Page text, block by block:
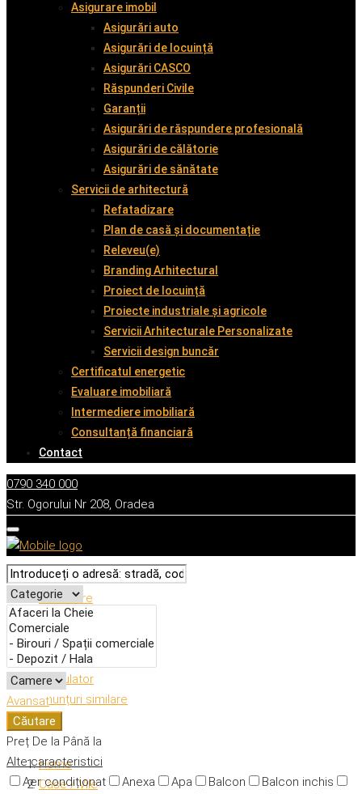
Asigurare imobil
Asigurări auto
Asigurări de locuință
Asigurări CASCO
Răspunderi Civile
Garanții
Asigurări de răspundere profesională
Asigurări de călătorie
Asigurări de sănătate
Servicii de arhitectură
Refatadizare
Plan de casă și documentație
Releveu(e)
Branding Arhitectural
Proiect de locuință
Proiecte industriale și agricole
Servicii Arhitecturale Personalizate
Servicii design buncăr
Certificatul energetic
Evaluare imobiliară
Intermediere imobiliară
Consultanță financiară
Contact
0790 340 000
Str. Ogorului Nr 208, Oradea
Avansat
Căutare
Preț De la Până la
Alte caracteristici
Aer condiționat
Anexa Apa Balcon
Balcon inchis
Descriere
Caracteristici
Adresă
Detalii
Calculator
Anunțuri similare
Home
Case / Vile